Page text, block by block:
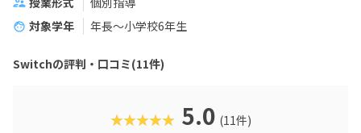
対象学年
年長～小学校6年生
Switchの評判・口コミ(11件)
★★★★★ 5.0 (11件)